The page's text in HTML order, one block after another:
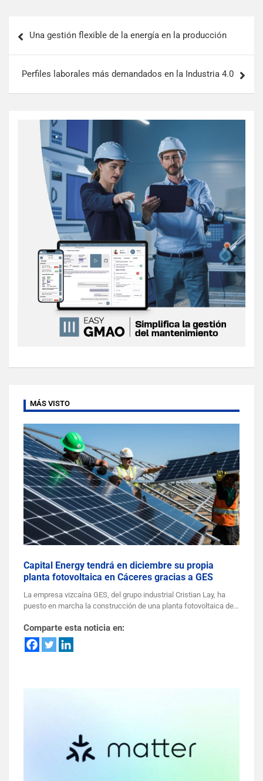
Una gestión flexible de la energía en la producción
Perfiles laborales más demandados en la Industria 4.0
MÁS VISTO
Capital Energy tendrá en diciembre su propia
planta fotovoltaica en Cáceres gracias a GES
La empresa vizcaína GES, del grupo industrial Cristian Lay, ha
puesto en marcha la construcción de una planta fotovoltaica de…
Comparte esta noticia en: